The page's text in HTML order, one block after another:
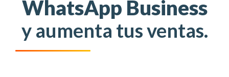
WhatsApp Business
y aumenta tus ventas.